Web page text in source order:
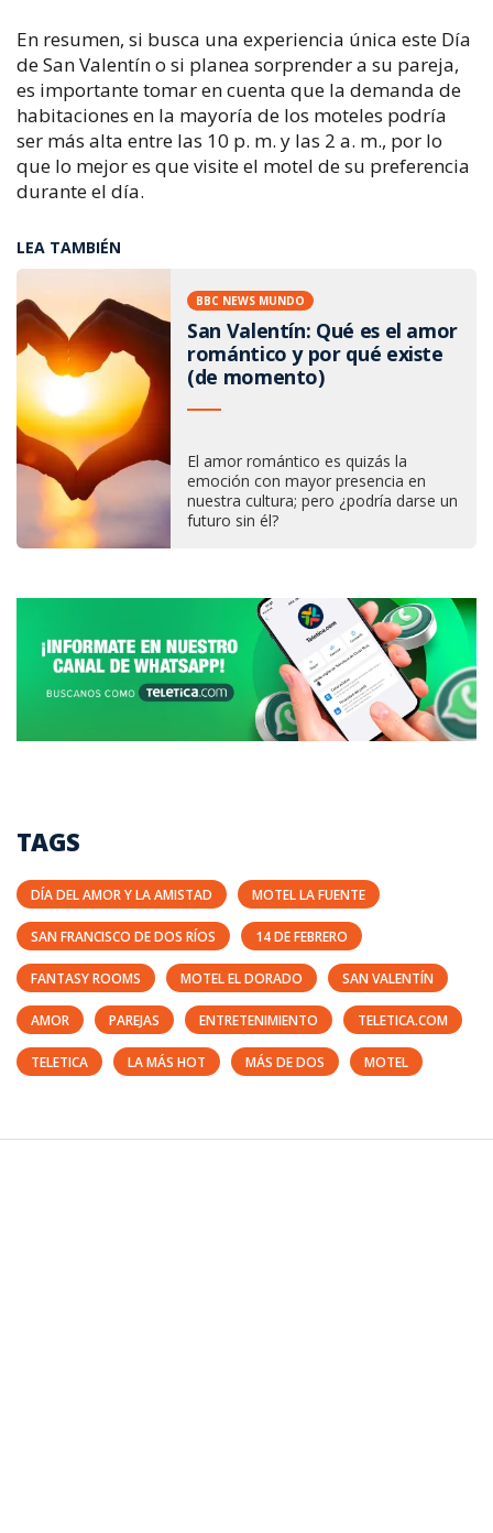
En resumen, si busca una experiencia única este Día
de San Valentín o si planea sorprender a su pareja,
es importante tomar en cuenta que la demanda de
habitaciones en la mayoría de los moteles podría
ser más alta entre las 10 p. m. y las 2 a. m., por lo
que lo mejor es que visite el motel de su preferencia
durante el día.
LEA TAMBIÉN
BBC NEWS MUNDO
San Valentín: Qué es el amor
romántico y por qué existe
(de momento)
El amor romántico es quizás la
emoción con mayor presencia en
nuestra cultura; pero ¿podría darse un
futuro sin él?
TAGS
DÍA DEL AMOR Y LA AMISTAD MOTEL LA FUENTE
SAN FRANCISCO DE DOS RÍOS 14 DE FEBRERO
FANTASY ROOMS MOTEL EL DORADO SAN VALENTÍN
AMOR PAREJAS ENTRETENIMIENTO TELETICA.COM
TELETICA LA MÁS HOT MÁS DE DOS MOTEL